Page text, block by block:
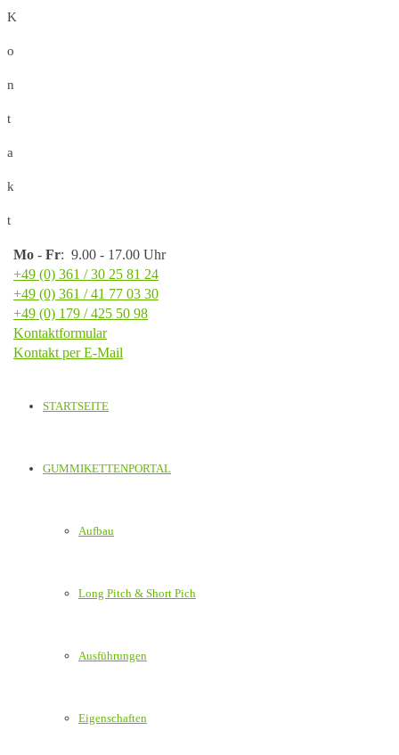
K
o
n
t
a
k
t
Mo - Fr: 9.00 - 17.00 Uhr
+49 (0) 361 / 30 25 81 24
+49 (0) 361 / 41 77 03 30
+49 (0) 179 / 425 50 98
Kontaktformular
Kontakt per E-Mail
STARTSEITE
GUMMIKETTENPORTAL
Aufbau
Long Pitch & Short Pich
Ausführungen
Eigenschaften